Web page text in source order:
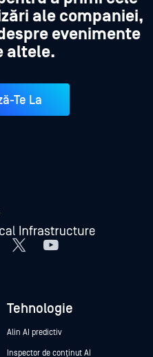
ale companiei,
evenimente
altele.
Te La
Tehnologie
Alin AI predictiv
Inspector de conținut AI